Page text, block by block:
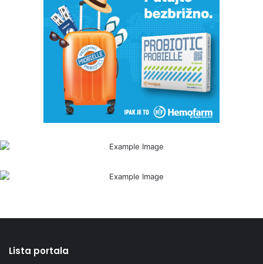
Lista portala